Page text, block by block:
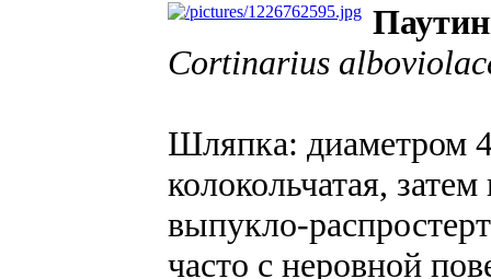
Cortinarius
Шляпка: диаметром
колокольчатая,
выпукло-
часто с неровной